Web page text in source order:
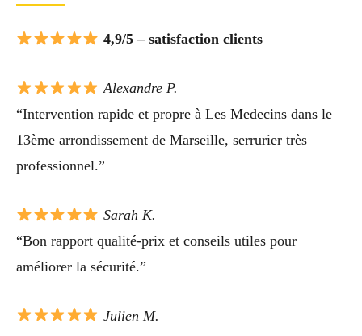
4,9/5 – satisfaction clients
Alexandre P.
“Intervention rapide et propre à Les Medecins dans le
13ème arrondissement de Marseille, serrurier très
professionnel.”
Sarah K.
“Bon rapport qualité-prix et conseils utiles pour
améliorer la sécurité.”
Julien M.